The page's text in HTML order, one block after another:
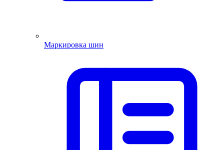
Маркировка шин